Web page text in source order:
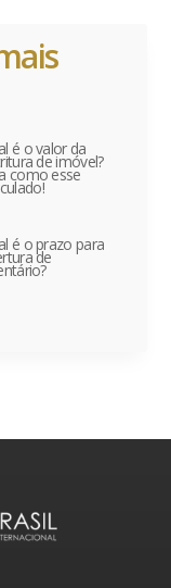
é o valor da
de imóvel?
como esse
é o prazo para
de